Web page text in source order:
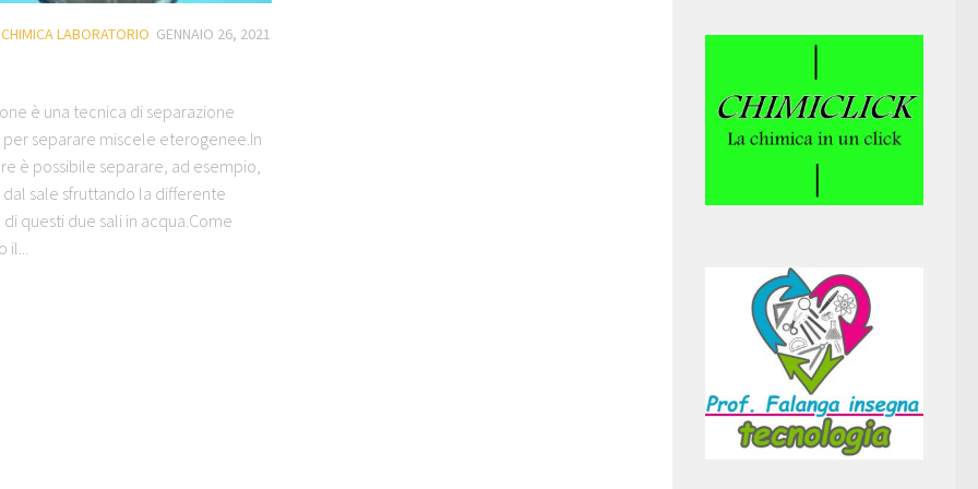
CHIMICA LABORATORIO GENNAIO 26, 2021
è una tecnica di separazione
separare miscele eterogenee.In
è possibile separare, ad esempio,
dal sale sfruttando la differente
questi due sali in acqua.Come
il...